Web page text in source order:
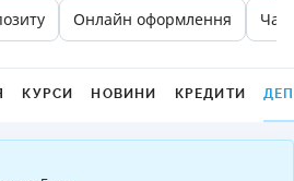
Онлайн оформлення
КУРСИ НОВИНИ КРЕДИТИ